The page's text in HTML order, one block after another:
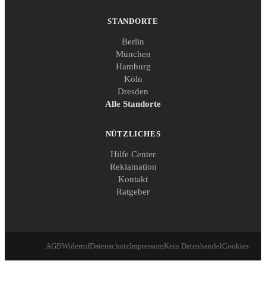
STANDORTE
Berlin
München
Hamburg
Köln
Dresden
Alle Standorte
NÜTZLICHES
Hilfe Center
Reklamation
Kontakt
Ratgeber
AGBWiderrufDatenschutzImpressumKein DatenhandelCookies